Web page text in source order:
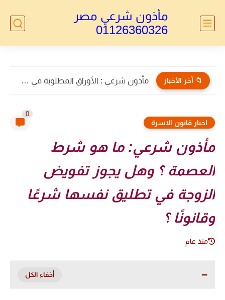
مأذون شرعي مصر
01126360326
📁 آخر الأخبار مأذون الأجانب : توكيل خاص بالطلاق للاجانب
اخبار قانون الاسرة
0
مأذون شرعي: ما هو شرط
العصمة ؟ وهل يجوز تفويض
الزوجة في تطليق نفسها شرعًا
وقانونًا ؟
منذ عام